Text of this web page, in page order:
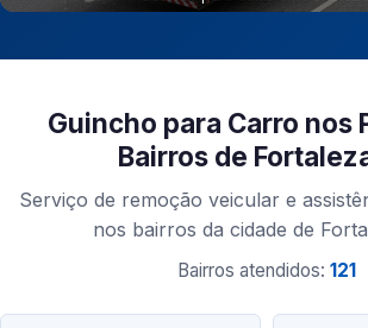
Guincho para Carro nos
Bairros de
Serviço de remoção veicular e
nos bairros da cidade de
Bairros atendidos: 121